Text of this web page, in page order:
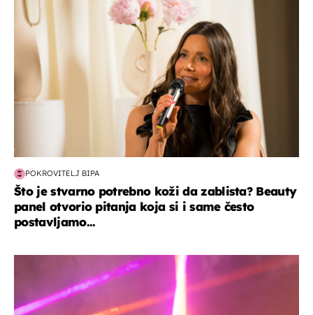
POKROVITELJ BIPA
Što je stvarno potrebno koži da zablista? Beauty
panel otvorio pitanja koja si i same često
postavljamo...